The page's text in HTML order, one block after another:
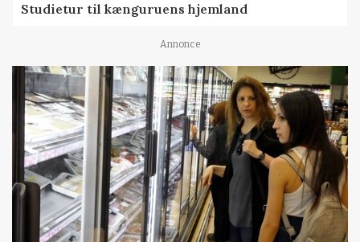
Studietur til kænguruens hjemland
Annonce